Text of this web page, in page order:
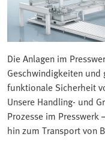
Die Anlagen im
Geschwindigkeiten
funktionale Sicherheit
Unsere Handling- und
Prozesse im
hin zum Transport von